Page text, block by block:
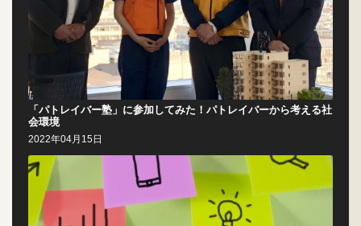
「パトレイバー塾」に参加してみた！パトレイバーから考える社
会環境
2022年04月15日